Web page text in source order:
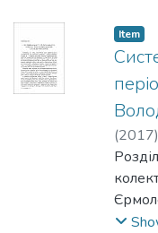
Item
(2017)